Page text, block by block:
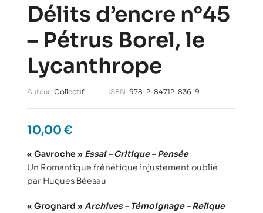
Délits d’encre n°45
– Pétrus Borel, le
Lycanthrope
Auteur: Collectif ISBN: 978-2-84712-836-9
10,00 €
« Gavroche » Essai – Critique – Pensée
Un Romantique frénétique injustement oublié
par Hugues Béesau
« Grognard »Archives – Témoignage – Relique